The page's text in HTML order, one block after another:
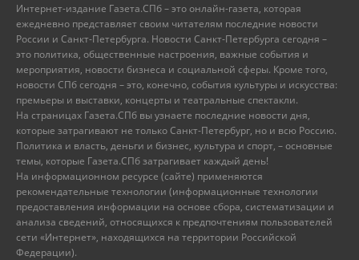
Интернет-издание Газета.СПб – это онлайн-газета, которая
ежедневно представляет своим читателям последние новости
России и Санкт-Петербурга. Новости Санкт-Петербурга сегодня –
это политика, общественные настроения, важные события и
мероприятия, новости бизнеса и социальной сферы. Кроме того,
новости СПб сегодня – это, конечно, события культуры и искусства:
премьеры и выставки, концерты и театральные спектакли.
На страницах Газета.СПб вы узнаете последние новости дня,
которые затрагивают не только Санкт-Петербург, но и всю Россию.
Политика и власть, деньги и бизнес, культура и спорт, – основные
темы, которые Газета.СПб затрагивает каждый день!
На информационном ресурсе (сайте) применяются
рекомендательные технологии (информационные технологии
предоставления информации на основе сбора, систематизации и
анализа сведений, относящихся к предпочтениям пользователей
сети «Интернет», находящихся на территории Российской
Федерации).